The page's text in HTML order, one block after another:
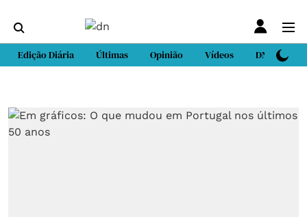
Edição Diária Últimas Opinião Vídeos DN Sport